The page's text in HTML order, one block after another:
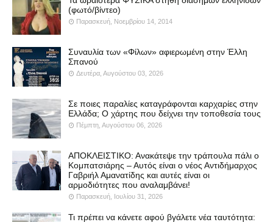
(φωτό/βίντεο)
Παρασκευή, Νοεμβρίου 14, 2014
Συναυλία των «Φίλων» αφιερωμένη στην Έλλη
Σπανού
Δευτέρα, Αυγούστου 03, 2026
Σε ποιες παραλίες καταγράφονται καρχαρίες στην
Ελλάδα; Ο χάρτης που δείχνει την τοποθεσία τους
Πέμπτη, Αυγούστου 06, 2026
ΑΠΟΚΛΕΙΣΤΙΚΟ: Ανακάτεψε την τράπουλα πάλι ο
Κομπατσιάρης – Αυτός είναι ο νέος Αντιδήμαρχος
Γαβριήλ Αμανατίδης και αυτές είναι οι
αρμοδιότητες που αναλαμβάνει!
Παρασκευή, Ιουλίου 31, 2026
Τι πρέπει να κάνετε αφού βγάλετε νέα ταυτότητα: